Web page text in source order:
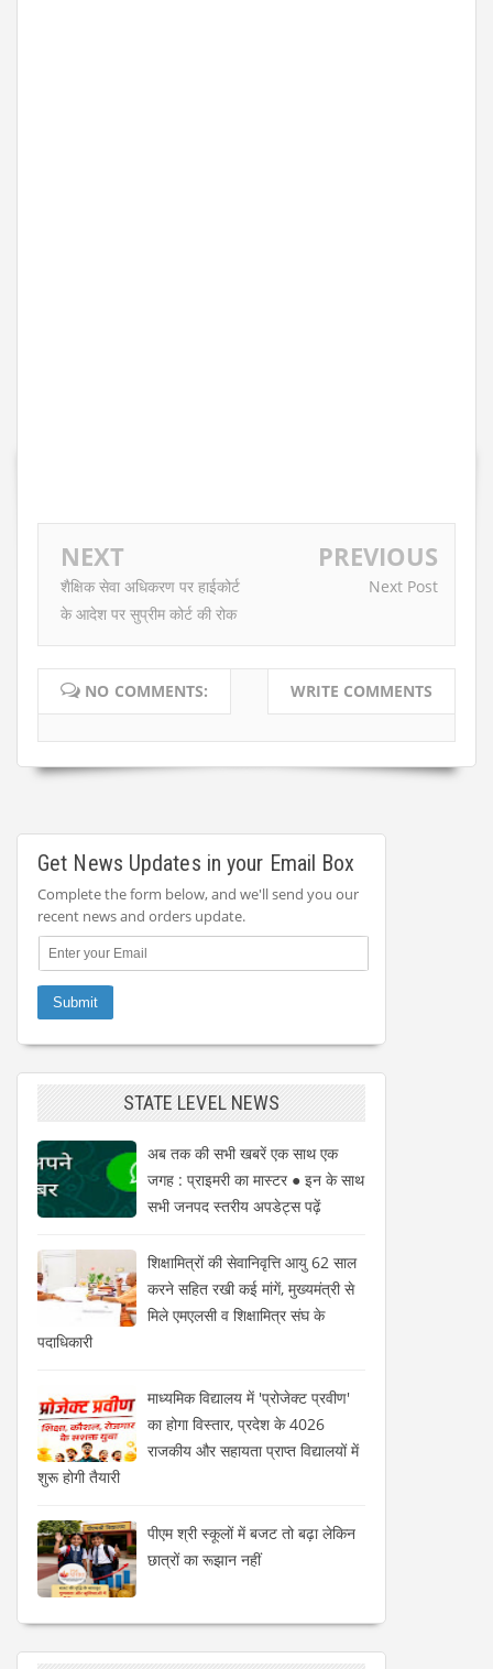
NEXT
शैक्षिक सेवा अधिकरण पर हाईकोर्ट
के आदेश पर सुप्रीम कोर्ट की रोक
PREVIOUS
Next Post
NO COMMENTS: WRITE COMMENTS
Get News Updates in your Email Box
Complete the form below, and we'll send you our
recent news and orders update.
STATE LEVEL NEWS
अब तक की सभी खबरें एक साथ एक
जगह : प्राइमरी का मास्टर ● इन के साथ
सभी जनपद स्तरीय अपडेट्स पढ़ें
शिक्षामित्रों की सेवानिवृत्ति आयु 62 साल
करने सहित रखी कई मांगें, मुख्यमंत्री से
मिले एमएलसी व शिक्षामित्र संघ के
पदाधिकारी
माध्यमिक विद्यालय में 'प्रोजेक्ट प्रवीण'
का होगा विस्तार, प्रदेश के 4026
राजकीय और सहायता प्राप्त विद्यालयों में
शुरू होगी तैयारी
पीएम श्री स्कूलों में बजट तो बढ़ा लेकिन
छात्रों का रूझान नहीं